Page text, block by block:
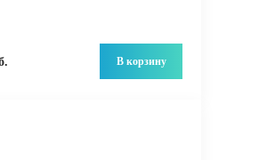
В корзину